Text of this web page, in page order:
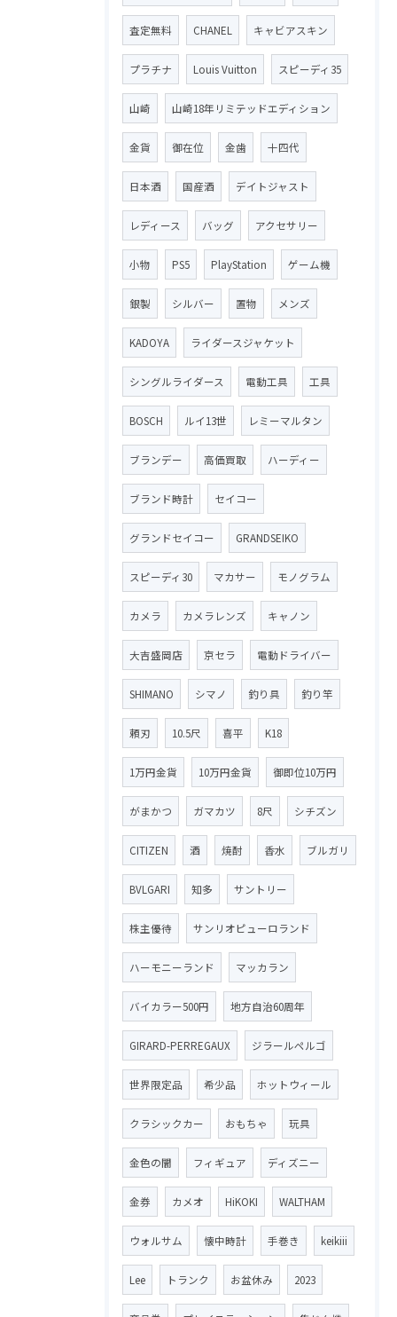
査定無料 CHANEL キャビアスキン
プラチナ Louis Vuitton スピーディ35
山崎 山崎18年リミテッドエディション
金貨 御在位 金歯 十四代
日本酒 国産酒 デイトジャスト
レディース バッグ アクセサリー
小物 PS5 PlayStation ゲーム機
銀製 シルバー 置物 メンズ
KADOYA ライダースジャケット
シングルライダース 電動工具 工具
BOSCH ルイ13世 レミーマルタン
ブランデー 高価買取 ハーディー
ブランド時計 セイコー
グランドセイコー GRANDSEIKO
スピーディ30 マカサー モノグラム
カメラ カメラレンズ キャノン
大吉盛岡店 京セラ 電動ドライバー
SHIMANO シマノ 釣り具 釣り竿
頼刃 10.5尺 喜平 K18
1万円金貨 10万円金貨 御即位10万円
がまかつ ガマカツ 8尺 シチズン
CITIZEN 酒 焼酎 香水 ブルガリ
BVLGARI 知多 サントリー
株主優待 サンリオピューロランド
ハーモニーランド マッカラン
バイカラー500円 地方自治60周年
GIRARD-PERREGAUX ジラールペルゴ
世界限定品 希少品 ホットウィール
クラシックカー おもちゃ 玩具
金色の闇 フィギュア ディズニー
金券 カメオ HiKOKI WALTHAM
ウォルサム 懐中時計 手巻き keikiii
Lee トランク お盆休み 2023